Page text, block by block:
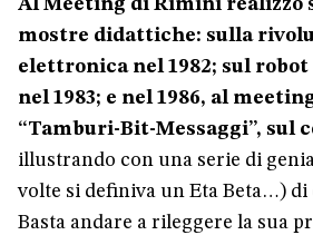
Al Meeting di Rimini realizzò
mostre didattiche: sulla
elettronica nel 1982; sul
nel 1983; e nel 1986, al
“Tamburi-Bit-Messaggi”, sul
illustrando con una serie di
volte si definiva un Eta Beta…) di
Basta andare a rileggere la sua